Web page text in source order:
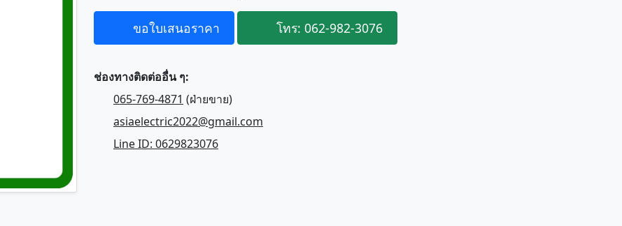
ขอใบเสนอราคา โทร: 062-982-3076
ช่องทางติดต่ออื่น ๆ:
065-769-4871 (ฝ่ายขาย)
asiaelectric2022@gmail.com
Line ID: 0629823076